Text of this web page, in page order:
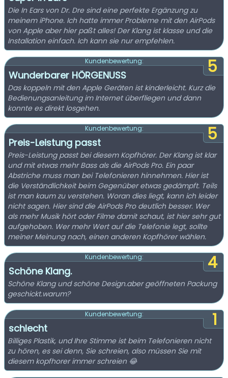
Die In Ears von Dr. Dre sind eine perfekte Ergänzung zu
meinem iPhone. Ich hatte immer Probleme mit den AirPods
von Apple aber hier paßt alles! Der Klang ist klasse und die
Installation einfach. Ich kann sie nur empfehlen.
5
Kundenbewertung:
Wunderbarer HÖRGENUSS
Das koppeln mit den Apple Geräten ist kinderleicht. Kurz die
Bedienungsanleitung im Internet überfliegen und dann
konnte es direkt losgehen.
5
Kundenbewertung:
Preis-Leistung passt
Preis-Leistung passt bei diesem Kopfhörer. Der Klang ist klar
und mit etwas mehr Bass als die AirPods Pro. Ein paar
Abstriche muss man bei Telefonieren hinnehmen. Hier ist
die Verständlichkeit beim Gegenüber etwas gedämpft. Teils
ist man kaum zu verstehen. Woran dies liegt, kann ich leider
nicht sagen. Hier sind die AirPods Pro deutlich besser. Wer
als mehr Musik hört oder Filme damit schaut, ist hier sehr gut
aufgehoben. Wer mehr Wert auf die Telefonie legt, sollte
meiner Meinung nach, einen anderen Kopfhörer wählen.
4
Kundenbewertung:
Schöne Klang.
Schöne Klang und schöne Design.aber geöffneten Packung
geschickt.warum?
1
Kundenbewertung:
schlecht
Billiges Plastik, und Ihre Stimme ist beim Telefonieren nicht
zu hören, es sei denn, Sie schreien, also müssen Sie mit
diesem kopfhorer immer schreien 😂